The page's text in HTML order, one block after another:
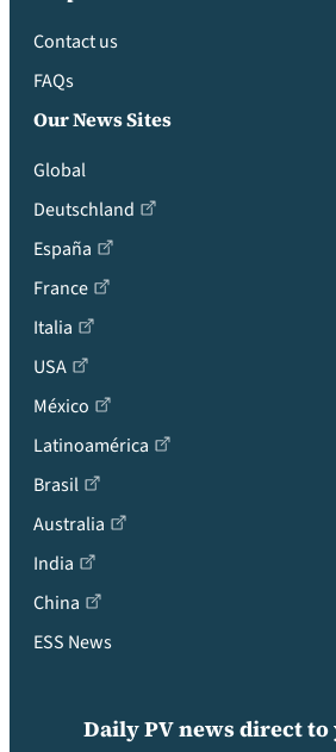
Contact us
FAQs
Our News Sites
Global
Deutschland
España
France
Italia
USA
México
Latinoamérica
Brasil
Australia
India
China
ESS News
Daily PV news direct